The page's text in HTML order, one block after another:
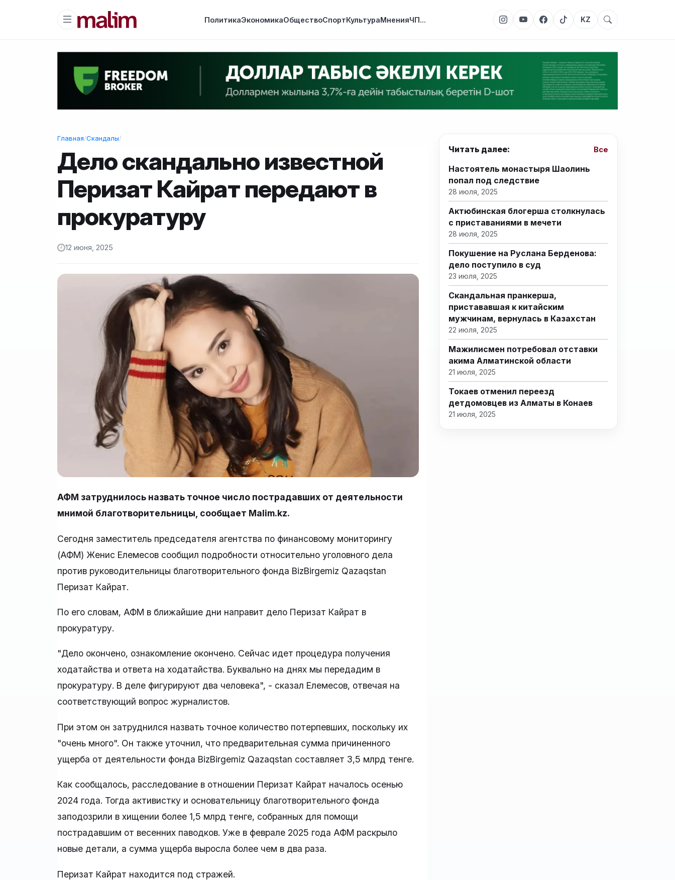
ПолитикаЭкономикаОбществоСпортКультураМненияЧП... KZ
Главная/Скандалы/
Дело скандально известной
Перизат Кайрат передают в
прокуратуру
12 июня, 2025
АФМ затруднилось назвать точное число пострадавших от деятельности
мнимой благотворительницы, сообщает Malim.kz.
Сегодня заместитель председателя агентства по финансовому мониторингу
(АФМ) Женис Елемесов сообщил подробности относительно уголовного дела
против руководительницы благотворительного фонда BizBirgemiz Qazaqstan
Перизат Кайрат.
По его словам, АФМ в ближайшие дни направит дело Перизат Кайрат в
прокуратуру.
"Дело окончено, ознакомление окончено. Сейчас идет процедура получения
ходатайства и ответа на ходатайства. Буквально на днях мы передадим в
прокуратуру. В деле фигурируют два человека", - сказал Елемесов, отвечая на
соответствующий вопрос журналистов.
При этом он затруднился назвать точное количество потерпевших, поскольку их
"очень много". Он также уточнил, что предварительная сумма причиненного
ущерба от деятельности фонда BizBirgemiz Qazaqstan составляет 3,5 млрд тенге.
Как сообщалось, расследование в отношении Перизат Кайрат началось осенью
2024 года. Тогда активистку и основательницу благотворительного фонда
заподозрили в хищении более 1,5 млрд тенге, собранных для помощи
пострадавшим от весенних паводков. Уже в феврале 2025 года АФМ раскрыло
новые детали, а сумма ущерба выросла более чем в два раза.
Перизат Кайрат находится под стражей.
Читать далее: Все
Настоятель монастыря Шаолинь
попал под следствие
28 июля, 2025
Актюбинская блогерша столкнулась
с приставаниями в мечети
28 июля, 2025
Покушение на Руслана Берденова:
дело поступило в суд
23 июля, 2025
Скандальная пранкерша,
пристававшая к китайским
мужчинам, вернулась в Казахстан
22 июля, 2025
Мажилисмен потребовал отставки
акима Алматинской области
21 июля, 2025
Токаев отменил переезд
детдомовцев из Алматы в Конаев
21 июля, 2025